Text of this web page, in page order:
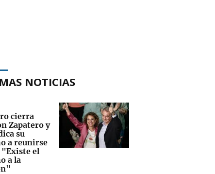
NOTICIAS
cierra
Zapatero y
su
a reunirse
"Existe el
a la